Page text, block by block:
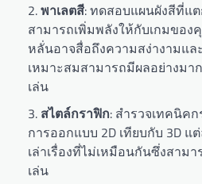
พาเลตสี: ทดสอบแผนผังสีที่แ
สามารถเพิ่มพลังให้กับเกมขอ
หลั่นอาจสื่อถึงความสง่างามแ
เหมาะสมสามารถมีผลอย่างม
เล่น
สไตล์กราฟิก: สำรวจเทคนิค
การออกแบบ 2D เทียบกับ 3D
เล่าเรื่องที่ไม่เหมือนกันซึ่งสาม
เล่น